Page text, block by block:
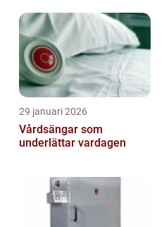
29 januari 2026
Vårdsängar som
underlättar vardagen